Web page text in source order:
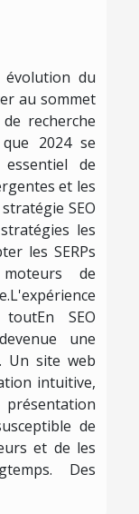
évolution du
au sommet
recherche
2024 se
de
et les
SEO
les
les SERPs
de
SEO
une
Un site web
intuitive,
de
et de les
Des